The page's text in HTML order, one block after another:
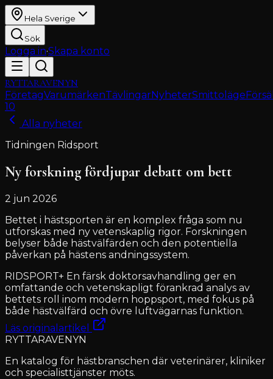
Hela Sverige
Sök
Logga in·Skapa konto
RYTTARAVENYN
FöretagVarumärkenTävlingarNyheterSmittoläge
10
Alla nyheter
Tidningen Ridsport
Ny forskning fördjupar debatt om bett
2 jun 2026
Bettet i hästsporten är en komplex fråga som nu
utforskas med ny vetenskaplig rigor. Forskningen
belyser både hästvälfärden och den potentiella
påverkan på hästens andningssystem.
RIDSPORT+ En färsk doktorsavhandling ger en
omfattande och vetenskapligt förankrad analys av
bettets roll inom modern hoppsport, med fokus på
både hästvälfärd och övre luftvägarnas funktion.
Läs originalartikel
RYTTARAVENYN
En katalog för hästbranschen där veterinärer, kliniker
och specialisttjänster möts.